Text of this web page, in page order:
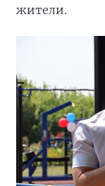
жители.